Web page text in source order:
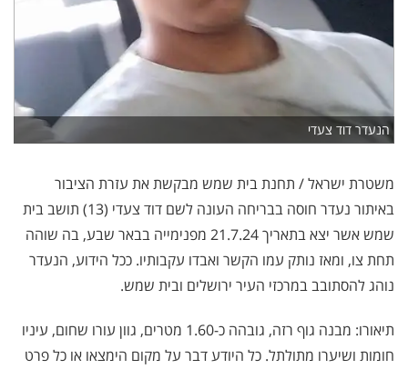
הנעדר דוד צעדי
משטרת ישראל / תחנת בית שמש מבקשת את עזרת הציבור
באיתור נעדר חוסה בבריחה העונה לשם דוד צעדי (13) תושב בית
שמש אשר יצא בתאריך 21.7.24 מפנימייה בבאר שבע, בה שוהה
תחת צו, ומאז נותק עמו הקשר ואבדו עקבותיו. ככל הידוע, הנעדר
נוהג להסתובב במרכזי העיר ירושלים ובית שמש.
תיאורו: מבנה גוף רזה, גובהה כ-1.60 מטרים, גוון עורו שחום, עיניו
חומות ושיערו מתולתל. כל היודע דבר על מקום הימצאו או כל פרט